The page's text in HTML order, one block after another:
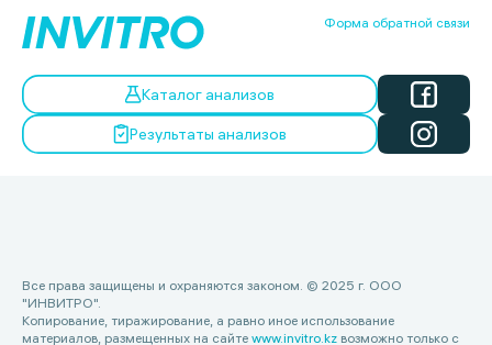
Форма обратной связи
Каталог анализов
Результаты анализов
Все права защищены и охраняются законом. © 2025 г. ООО
"ИНВИТРО".
Копирование, тиражирование, а равно иное использование
материалов, размещенных на сайте www.invitro.kz возможно только с